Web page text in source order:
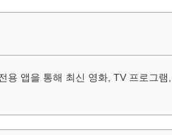
앱을 통해 최신 영화, TV 프로그램,